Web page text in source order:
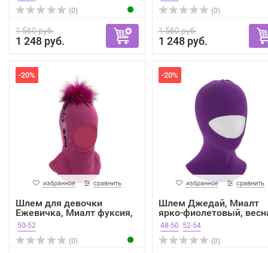
(0)
1 560 руб.
1 248 руб.
(0)
1 560 руб.
1 248 руб.
-20%
избранное сравнить
Шлем для девочки
Ежевичка, Миалт фуксия,
зима
50-52
(0)
-20%
избранное сравнить
Шлем Джедай, Миалт
ярко-фиолетовый,
о...
48-50 52-54
(0)